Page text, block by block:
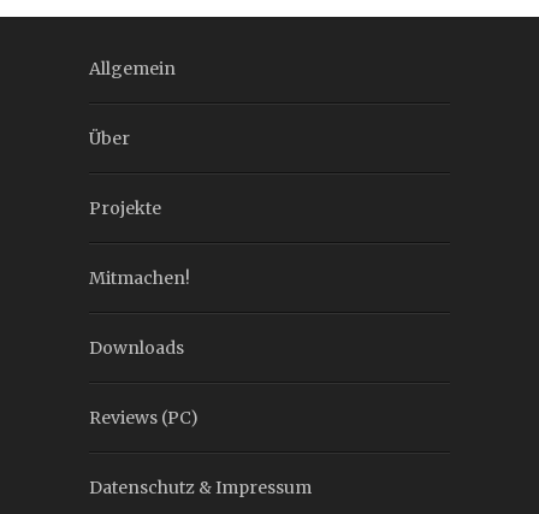
Allgemein
Über
Projekte
Mitmachen!
Downloads
Reviews (PC)
Datenschutz & Impressum